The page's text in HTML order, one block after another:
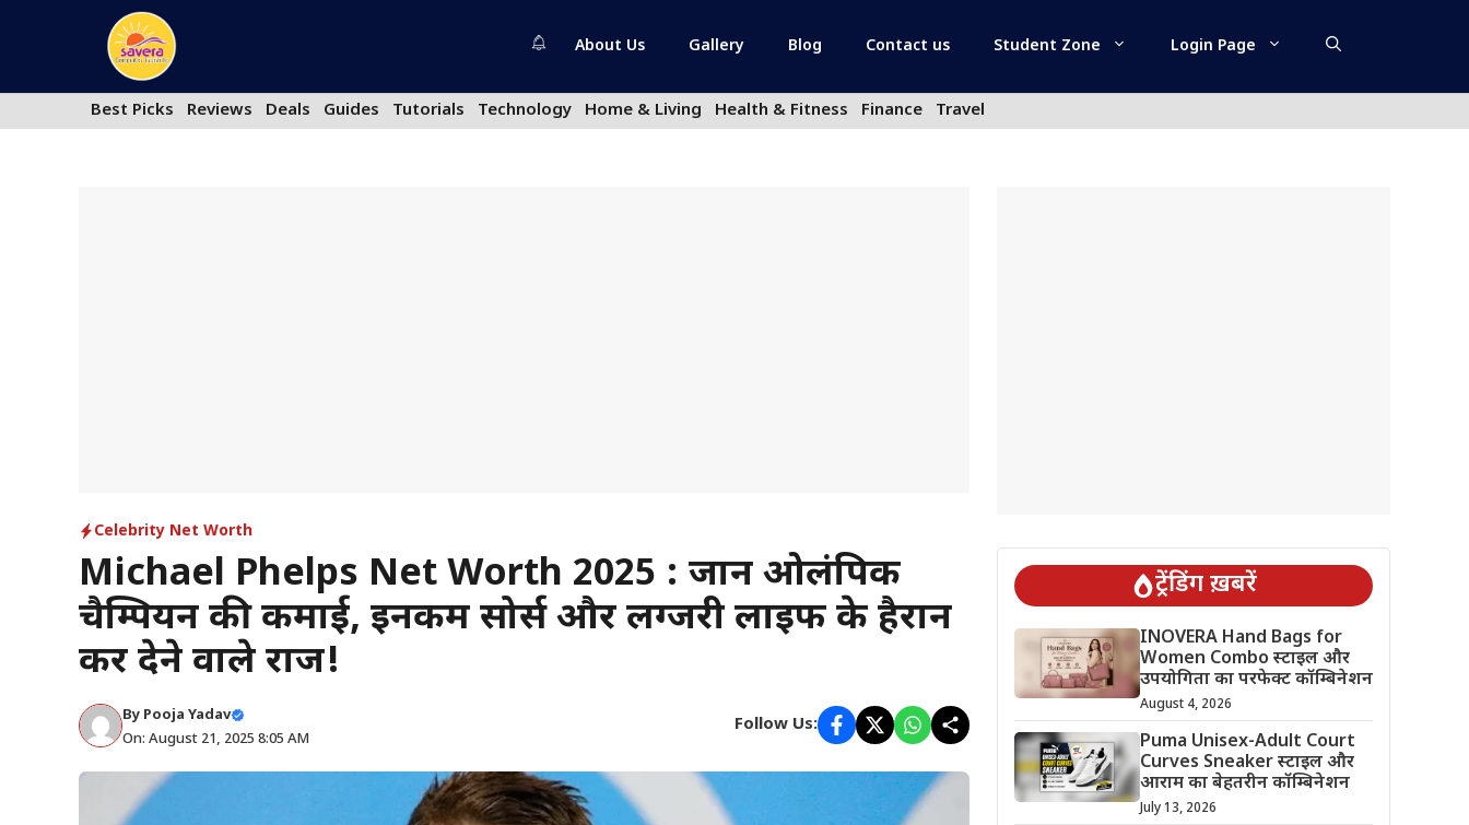
About Us Gallery Blog Contact us Student Zone Login Page
Best Picks Reviews Deals Guides Tutorials Technology Home & Living Health & Fitness Finance Travel
Celebrity Net Worth
Michael Phelps Net Worth 2025 : जानें ओलंपिक
चैम्पियन की कमाई, इनकम सोर्स और लग्जरी लाइफ के हैरान
कर देने वाले राज!
By Pooja Yadav
On: August 21, 2025 8:05 AM
Follow Us:
ट्रेंडिंग ख़बरें
INOVERA Hand Bags for
Women Combo स्टाइल और
उपयोगिता का परफेक्ट कॉम्बिनेशन
August 4, 2026
Puma Unisex-Adult Court
Curves Sneaker स्टाइल और
आराम का बेहतरीन कॉम्बिनेशन
July 13, 2026